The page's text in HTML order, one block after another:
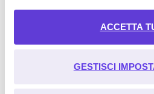
l’utilizzo di tutti i predetti Cookie
tracciamento, seleziona “
GESTISCI
ACCETTA
GESTISCI
BeRebel:
digitale per la
elettrica